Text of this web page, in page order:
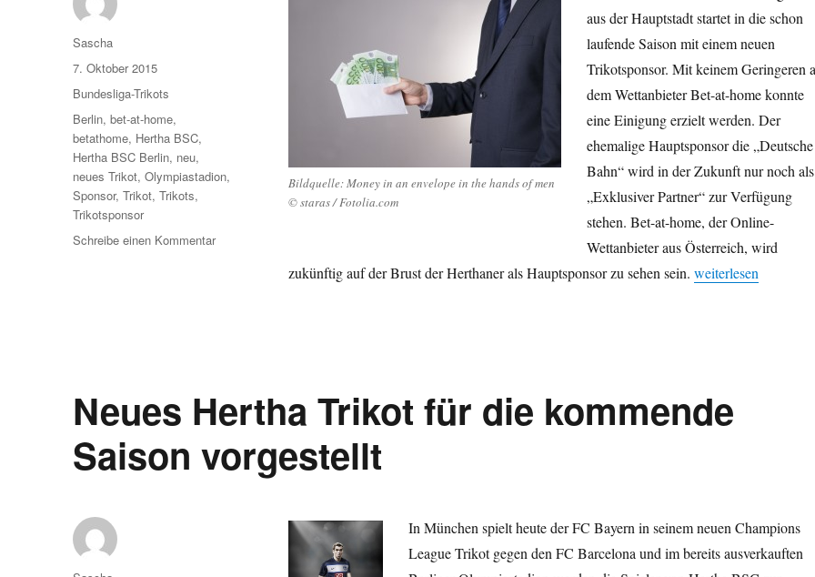
Bildquelle: Money in an envelope in the hands of men
© staras / Fotolia.com
aus der Hauptstadt startet in die schon
laufende Saison mit einem neuen
Trikotsponsor. Mit keinem Geringeren
dem Wettanbieter Bet-at-home konnte
eine Einigung erzielt werden. Der
ehemalige Hauptsponsor die „Deutsche
Bahn“ wird in der Zukunft nur noch als
„Exklusiver Partner“ zur Verfügung
stehen. Bet-at-home, der Online-
Wettanbieter aus Österreich, wird
zukünftig auf der Brust der Herthaner als Hauptsponsor zu sehen sein. „Hertha BSC
weiterlesen
Autor
Sascha
Veröffentlicht
am
7. Oktober 2015
Kategorien
Bundesliga-Trikots
Schlagwörter
Berlin,bet-at-home,
betathome, Hertha BSC,
Hertha BSC Berlin, neu,
neues Trikot,Olympiastadion,
Sponsor,Trikot,Trikots,
Trikotsponsor
Schreibe einen Kommentarzu
Trikotsponsor
Neues Hertha Trikot für die kommende
Saison vorgestellt
In München spielt heute der FC Bayern in seinem neuen Champions
League Trikot gegen den FC Barcelona und im bereits ausverkauften